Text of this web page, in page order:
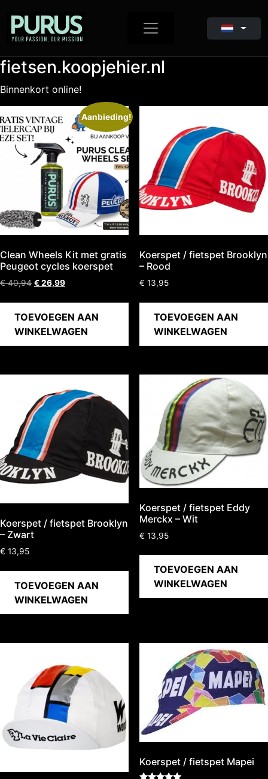
fietsen.koopjehier.nl
Binnenkort online!
Aanbieding!
Clean Wheels Kit met gratis
Peugeot cycles koerspet
€40,94 €26,99
TOEVOEGEN AAN
WINKELWAGEN
Koerspet / fietspet Brooklyn
– Rood
€ 13,95
TOEVOEGEN AAN
WINKELWAGEN
Koerspet / fietspet Brooklyn
– Zwart
€ 13,95
TOEVOEGEN AAN
WINKELWAGEN
Koerspet / fietspet Eddy
Merckx – Wit
€ 13,95
TOEVOEGEN AAN
WINKELWAGEN
Koerspet / fietspet Mapei